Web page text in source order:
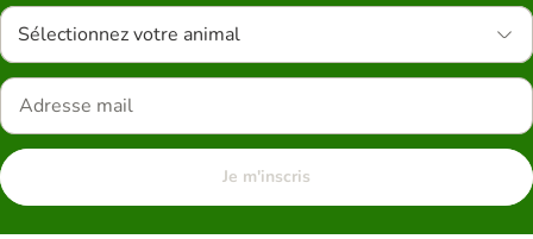
Sélectionnez votre animal
Je m'inscris